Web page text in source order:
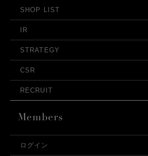
SHOP LIST
IR
STRATEGY
CSR
RECRUIT
ログイン